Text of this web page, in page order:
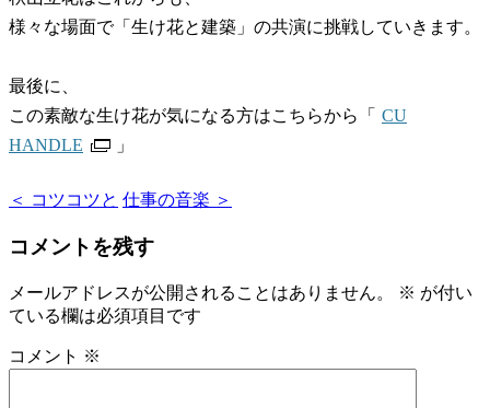
様々な場面で「生け花と建築」の共演に挑戦していきます。
最後に、
この素敵な生け花が気になる方はこちらから「
CU
HANDLE
」
＜ コツコツと 仕事の音楽 ＞
コメントを残す
メールアドレスが公開されることはありません。 ※ が付い
ている欄は必須項目です
コメント ※